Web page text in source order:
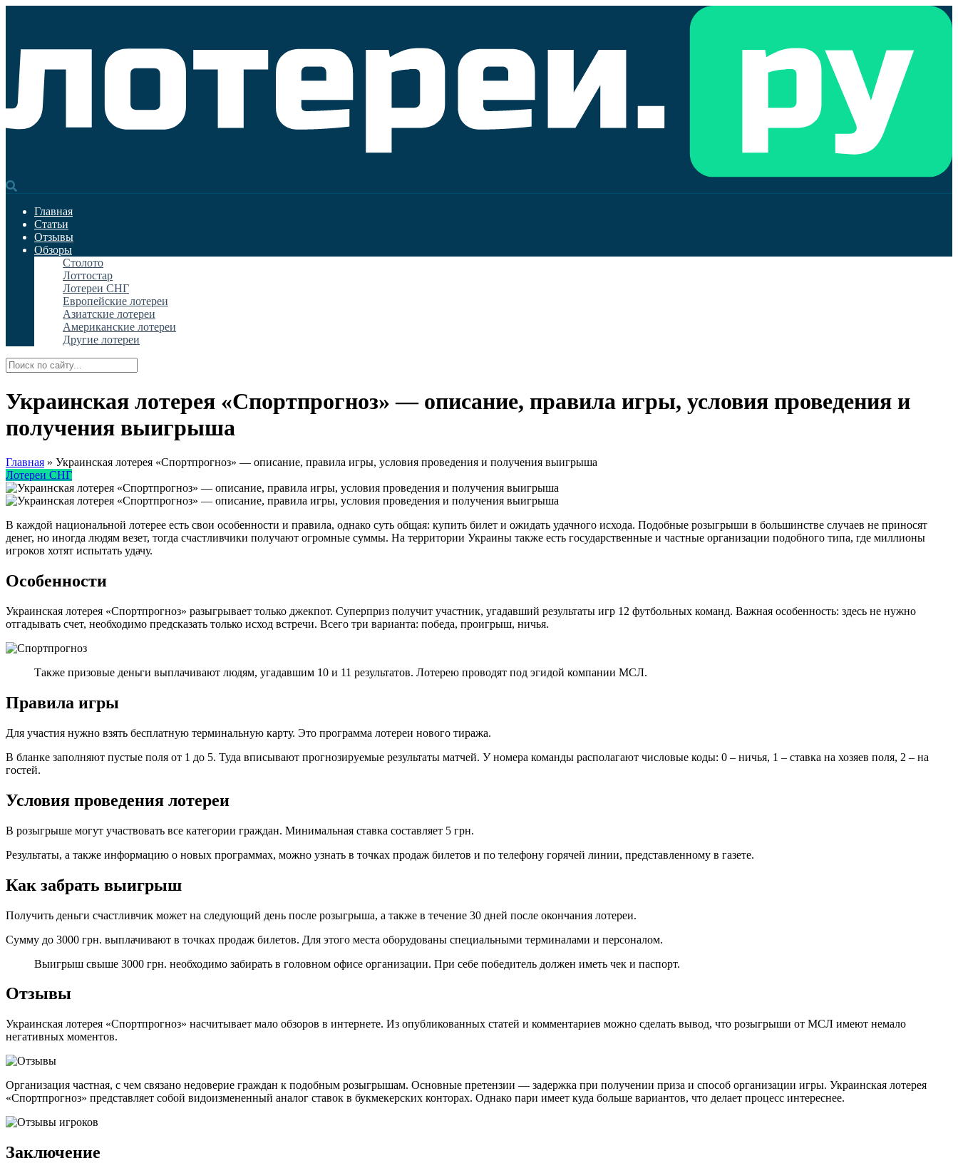
Главная
Статьи
Отзывы
Обзоры
Столото
Лоттостар
Лотереи СНГ
Европейские лотереи
Азиатские лотереи
Американские лотереи
Другие лотереи
Украинская лотерея «Спортпрогноз» — описание, правила игры, условия проведения и
получения выигрыша
Главная » Украинская лотерея «Спортпрогноз» — описание, правила игры, условия проведения и получения выигрыша
Лотереи СНГ
В каждой национальной лотерее есть свои особенности и правила, однако суть общая: купить билет и ожидать удачного исхода. Подобные розыгрыши в большинстве случаев не приносят
денег, но иногда людям везет, тогда счастливчики получают огромные суммы. На территории Украины также есть государственные и частные организации подобного типа, где миллионы
игроков хотят испытать удачу.
Особенности
Украинская лотерея «Спортпрогноз» разыгрывает только джекпот. Суперприз получит участник, угадавший результаты игр 12 футбольных команд. Важная особенность: здесь не нужно
отгадывать счет, необходимо предсказать только исход встречи. Всего три варианта: победа, проигрыш, ничья.
Также призовые деньги выплачивают людям, угадавшим 10 и 11 результатов. Лотерею проводят под эгидой компании МСЛ.
Правила игры
Для участия нужно взять бесплатную терминальную карту. Это программа лотереи нового тиража.
В бланке заполняют пустые поля от 1 до 5. Туда вписывают прогнозируемые результаты матчей. У номера команды располагают числовые коды: 0 – ничья, 1 – ставка на хозяев поля, 2 – на
гостей.
Условия проведения лотереи
В розыгрыше могут участвовать все категории граждан. Минимальная ставка составляет 5 грн.
Результаты, а также информацию о новых программах, можно узнать в точках продаж билетов и по телефону горячей линии, представленному в газете.
Как забрать выигрыш
Получить деньги счастливчик может на следующий день после розыгрыша, а также в течение 30 дней после окончания лотереи.
Сумму до 3000 грн. выплачивают в точках продаж билетов. Для этого места оборудованы специальными терминалами и персоналом.
Выигрыш свыше 3000 грн. необходимо забирать в головном офисе организации. При себе победитель должен иметь чек и паспорт.
Отзывы
Украинская лотерея «Спортпрогноз» насчитывает мало обзоров в интернете. Из опубликованных статей и комментариев можно сделать вывод, что розыгрыши от МСЛ имеют немало
негативных моментов.
Организация частная, с чем связано недоверие граждан к подобным розыгрышам. Основные претензии — задержка при получении приза и способ организации игры. Украинская лотерея
«Спортпрогноз» представляет собой видоизмененный аналог ставок в букмекерских конторах. Однако пари имеет куда больше вариантов, что делает процесс интереснее.
Заключение